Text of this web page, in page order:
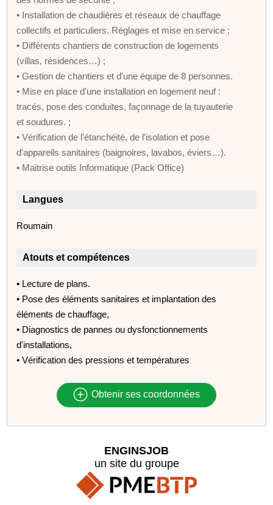
• Installation de chaudières et réseaux de chauffage
collectifs et particuliers. Réglages et mise en service ;
• Différents chantiers de construction de logements
(villas, résidences…) ;
• Gestion de chantiers et d'une équipe de 8 personnes.
• Mise en place d'une installation en logement neuf :
tracés, pose des conduites, façonnage de la tuyauterie
et soudures. ;
• Vérification de l'étanchéité, de l'isolation et pose
d'appareils sanitaires (baignoires, lavabos, éviers…).
• Maitrise outils Informatique (Pack Office)
Langues
Roumain
Atouts et compétences
• Lecture de plans.
• Pose des éléments sanitaires et implantation des
éléments de chauffage,
• Diagnostics de pannes ou dysfonctionnements
d'installations,
• Vérification des pressions et températures
Obtenir ses coordonnées
ENGINSJOB
un site du groupe